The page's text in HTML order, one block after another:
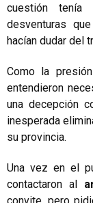
cuestión tenía
desventuras
hacían dudar del
Como la
entendieron
una decepción
inesperada
su provincia.
Una vez en el
contactaron al